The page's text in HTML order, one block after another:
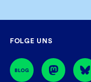
44774 Bochum
BIC: GENODEM1GLS
FOLGE UNS